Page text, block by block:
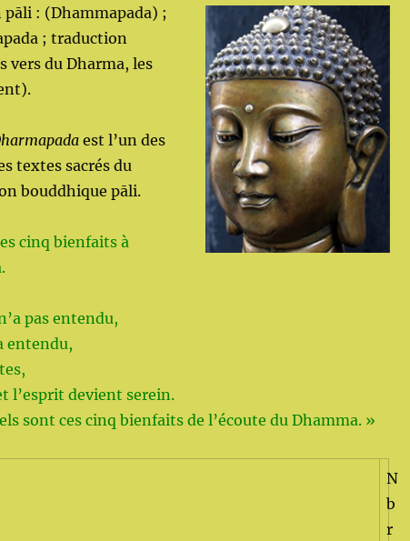
: (Dhammapada) ;
; traduction
vers du Dharma, les
est l’un des
textes sacrés du
bouddhique pāli.
cinq bienfaits à
pas entendu,
entendu,
l’esprit devient serein.
sont ces cinq bienfaits de l’écoute du Dhamma. »
N
b
r